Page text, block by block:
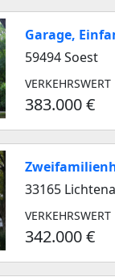
Garage,
59494 Soest
VERKEHRSWERT
383.000 €
33165
VERKEHRSWERT
342.000 €